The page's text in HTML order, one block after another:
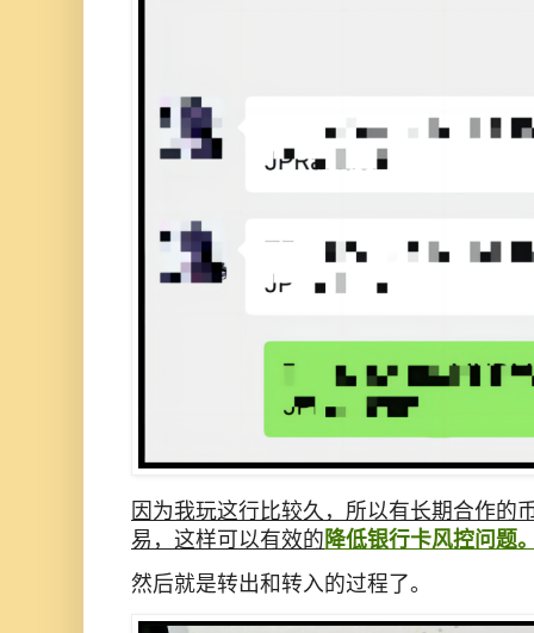
因为我玩这行比较久，所以有长期合作的
易，这样可以有效的 降低银行卡风控问题
然后就是转出和转入的过程了。